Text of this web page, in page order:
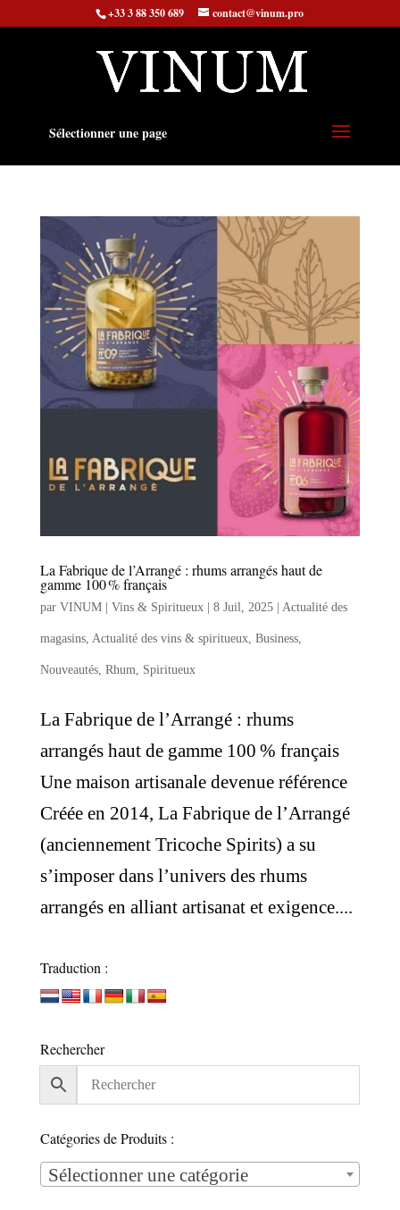
+33 3 88 350 689 contact@vinum.pro
Sélectionner une page
La Fabrique de l’Arrangé : rhums arrangés haut de
gamme 100 % français
par VINUM | Vins & Spiritueux| 8 Juil, 2025| Actualité des
magasins, Actualité des vins & spiritueux, Business,
Nouveautés, Rhum, Spiritueux
La Fabrique de l’Arrangé : rhums
arrangés haut de gamme 100 % français
Une maison artisanale devenue référence
Créée en 2014, La Fabrique de l’Arrangé
(anciennement Tricoche Spirits) a su
s’imposer dans l’univers des rhums
arrangés en alliant artisanat et exigence....
Traduction :
Rechercher
Catégories de Produits :
Sélectionner une catégorie